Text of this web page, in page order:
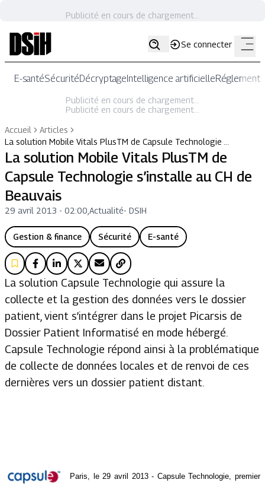
Publicité en cours de chargement...
Se connecter
E-santéSécuritéDécryptageIntelligence artificielle
Publicité en cours de chargement...
Publicité en cours de chargement...
Accueil
Articles
La solution Mobile Vitals PlusTM de Capsule Technologie …
La solution Mobile Vitals PlusTM de
Capsule Technologie s’installe au CH de
Beauvais
29 avril 2013 - 02:00 Actualité- DSIH
Gestion & finance Sécurité E-santé
La solution Capsule Technologie qui assure la
collecte et la gestion des données vers le dossier
patient, vient s’intégrer dans le projet Picarsis de
Dossier Patient Informatisé en mode hébergé.
Capsule Technologie répond ainsi à la problématique
de collecte de données locales et de renvoi de ces
dernières vers un dossier patient distant.
Paris, le 29 avril 2013 - Capsule Technologie, premier